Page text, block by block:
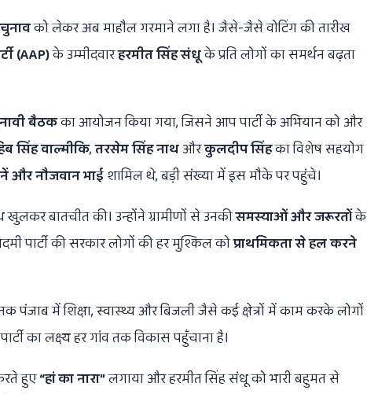
को लेकर अब माहौल गरमाने लगा है। जैसे-जैसे वोटिंग की तारीख
(AAP)के उम्मीदवारहरमीत सिंह संधूके प्रति लोगों का समर्थन बढ़ता
बैठकका आयोजन किया गया, जिसने आप पार्टी के अभियान को और
सिंह वाल्मीकि,तरसेम सिंह नाथऔरकुलदीप सिंहका विशेष सहयोग
और नौजवान भाईशामिल थे, बड़ी संख्या में इस मौके पर पहुंचे।
बातचीत की। उन्होंने ग्रामीणों से उनकीसमस्याओं और जरूरतोंके
पार्टी की सरकार लोगों की हर मुश्किल कोप्राथमिकता से हल करने
पंजाब में शिक्षा, स्वास्थ्य और बिजली जैसे कई क्षेत्रों में काम करके लोगों
का लक्ष्य हर गांव तक विकास पहुँचाना है।
हुए“हां का नारा”लगाया और हरमीत सिंह संधू को भारी बहुमत से